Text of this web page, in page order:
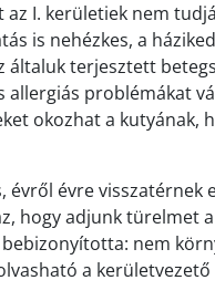
I. kerületiek nem
is nehézkes, a
általuk terjesztett
allergiás problémákat
okozhat a kutyának,
évről évre visszatérnek
hogy adjunk türelmet
nem
a